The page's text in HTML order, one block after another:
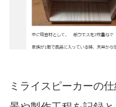
ミライスピーカーの